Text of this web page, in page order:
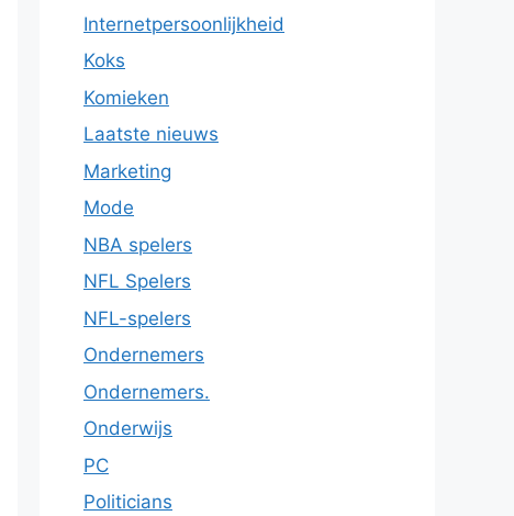
Internetpersoonlijkheid
Koks
Komieken
Laatste nieuws
Marketing
Mode
NBA spelers
NFL Spelers
NFL-spelers
Ondernemers
Ondernemers.
Onderwijs
PC
Politicians